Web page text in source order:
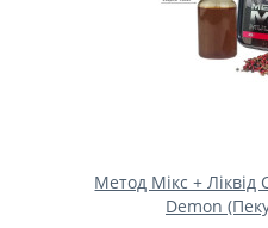
Метод Мікс +
Demon